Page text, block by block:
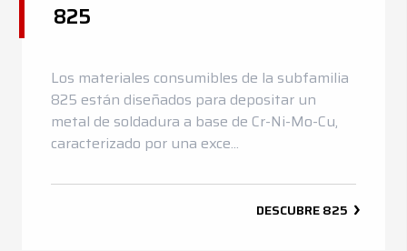
825
Los materiales consumibles de la subfamilia
825 están diseñados para depositar un
metal de soldadura a base de Cr-Ni-Mo-Cu,
caracterizado por una exce...
DESCUBRE825